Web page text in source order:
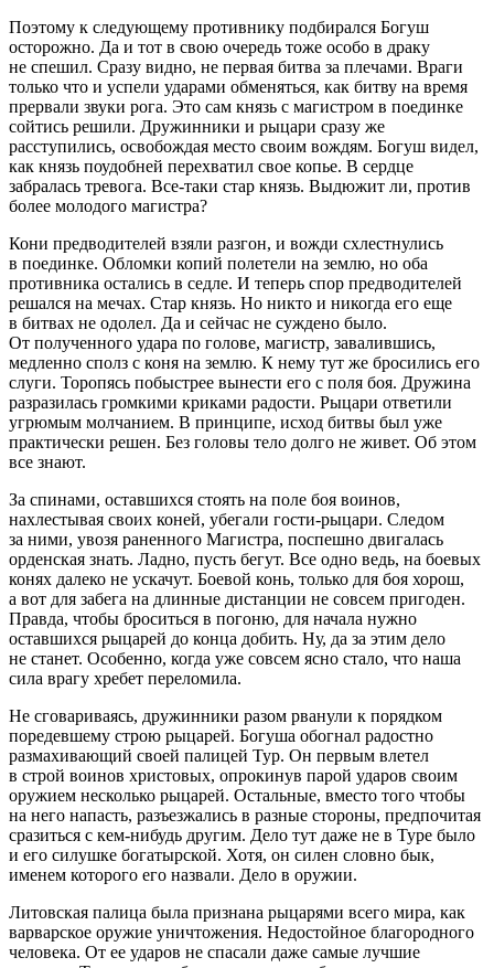
Поэтому к следующему противнику подбирался Богуш
осторожно. Да и тот в свою очередь тоже особо в драку
не спешил. Сразу видно, не первая битва за плечами. Враги
только что и успели ударами обменяться, как битву на время
прервали звуки рога. Это сам князь с магистром в поединке
сойтись решили. Дружинники и рыцари сразу же
расступились, освобождая место своим вождям. Богуш видел,
как князь поудобней перехватил свое копье. В сердце
забралась тревога. Все-таки стар князь. Выдюжит ли, против
более молодого магистра?
Кони предводителей взяли разгон, и вожди схлестнулись
в поединке. Обломки копий полетели на землю, но оба
противника остались в седле. И теперь спор предводителей
решался на мечах. Стар князь. Но никто и никогда его еще
в битвах не одолел. Да и сейчас не суждено было.
От полученного удара по голове, магистр, завалившись,
медленно сполз с коня на землю. К нему тут же бросились его
слуги. Торопясь побыстрее вынести его с поля боя. Дружина
разразилась громкими криками радости. Рыцари ответили
угрюмым молчанием. В принципе, исход битвы был уже
практически решен. Без головы тело долго не живет. Об этом
все знают.
За спинами, оставшихся стоять на поле боя воинов,
нахлестывая своих коней, убегали гости-рыцари. Следом
за ними, увозя раненного Магистра, поспешно двигалась
орденская знать. Ладно, пусть бегут. Все одно ведь, на боевых
конях далеко не ускачут. Боевой конь, только для боя хорош,
а вот для забега на длинные дистанции не совсем пригоден.
Правда, чтобы броситься в погоню, для начала нужно
оставшихся рыцарей до конца добить. Ну, да за этим дело
не станет. Особенно, когда уже совсем ясно стало, что наша
сила врагу хребет переломила.
Не сговариваясь, дружинники разом рванули к порядком
поредевшему строю рыцарей. Богуша обогнал радостно
размахивающий своей палицей Тур. Он первым влетел
в строй воинов христовых, опрокинув парой ударов своим
оружием несколько рыцарей. Остальные, вместо того чтобы
на него напасть, разъезжались в разные стороны, предпочитая
сразиться с кем-нибудь другим. Дело тут даже не в Туре было
и его силушке богатырской. Хотя, он силен словно бык,
именем которого его назвали. Дело в оружии.
Литовская палица была признана рыцарями всего мира, как
варварское оружие уничтожения. Недостойное благородного
человека. От ее ударов не спасали даже самые лучшие